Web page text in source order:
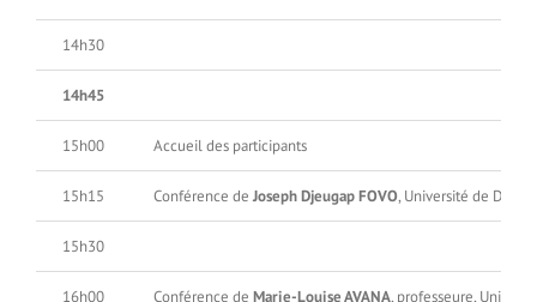
14h30
14h45
15h00 Accueil des participants
15h15 Conférence deJoseph Djeugap FOVO, Université de
15h30
16h00 Conférence de Marie-Louise AVANA, professeure,